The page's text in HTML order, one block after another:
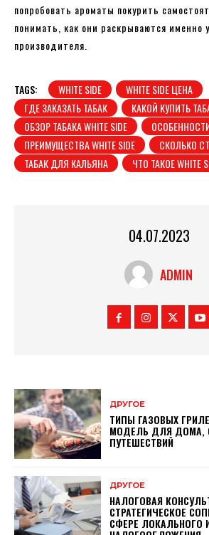
попробовать ароматы покурить
понимать, как они раскрываются именно у
производителя.
TAGS: WHITE SIDE
WHITE SIDE ЦЕНА
ГДЕ ЗАКАЗАТЬ ТАБАК
КАКОЙ КУПИТЬ
ОБЗОР ТАБАКА WHITE SIDE
ОСОБЕННОСТИ
ПРЕИМУЩЕСТВА WHITE SIDE
СКОЛЬКО
ТАБАК ДЛЯ КАЛЬЯНА
ЧТО ТАКОЕ WHITE
04.07.2023
ADMIN
ДРУГОЕ
ТИПЫ ГАЗОВЫХ
МОДЕЛЬ ДЛЯ ДОМА,
ПУТЕШЕСТВИЙ
ДРУГОЕ
НАЛОГОВАЯ
СТРАТЕГИЧЕСКОЕ
СФЕРЕ ЛОКАЛЬНОГО